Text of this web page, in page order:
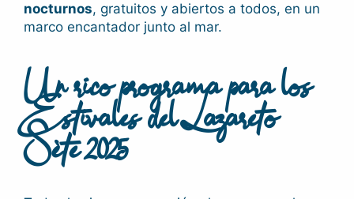
nocturnos, gratuitos y abiertos a todos, en un
marco encantador junto al mar.
Un rico programa para los
Estivales del Lazareto
Sète 2025